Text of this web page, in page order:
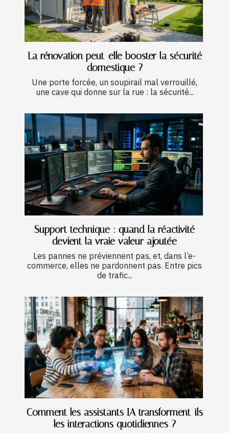
La rénovation peut-elle booster la sécurité
domestique ?
Une porte forcée, un soupirail mal verrouillé,
une cave qui donne sur la rue : la sécurité...
Support technique : quand la réactivité
devient la vraie valeur ajoutée
Les pannes ne préviennent pas, et, dans l’e-
commerce, elles ne pardonnent pas. Entre pics
de trafic...
Comment les assistants IA transforment-ils
les interactions quotidiennes ?